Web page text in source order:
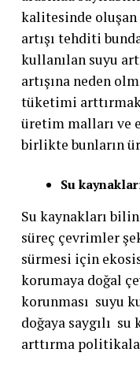
kalitesinde oluşan
artışı tehditi
kullanılan suyu
artışına neden
tüketimi
üretim malları ve
birlikte bunların
Su
Su kaynakları
süreç çevrimler
sürmesi için
korumaya doğal
korunması suyu
doğaya saygılı
arttırma